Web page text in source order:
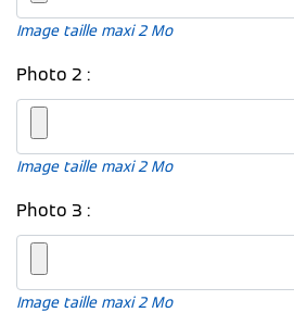
Image taille maxi 2 Mo
Photo 2 :
Image taille maxi 2 Mo
Photo 3 :
Image taille maxi 2 Mo